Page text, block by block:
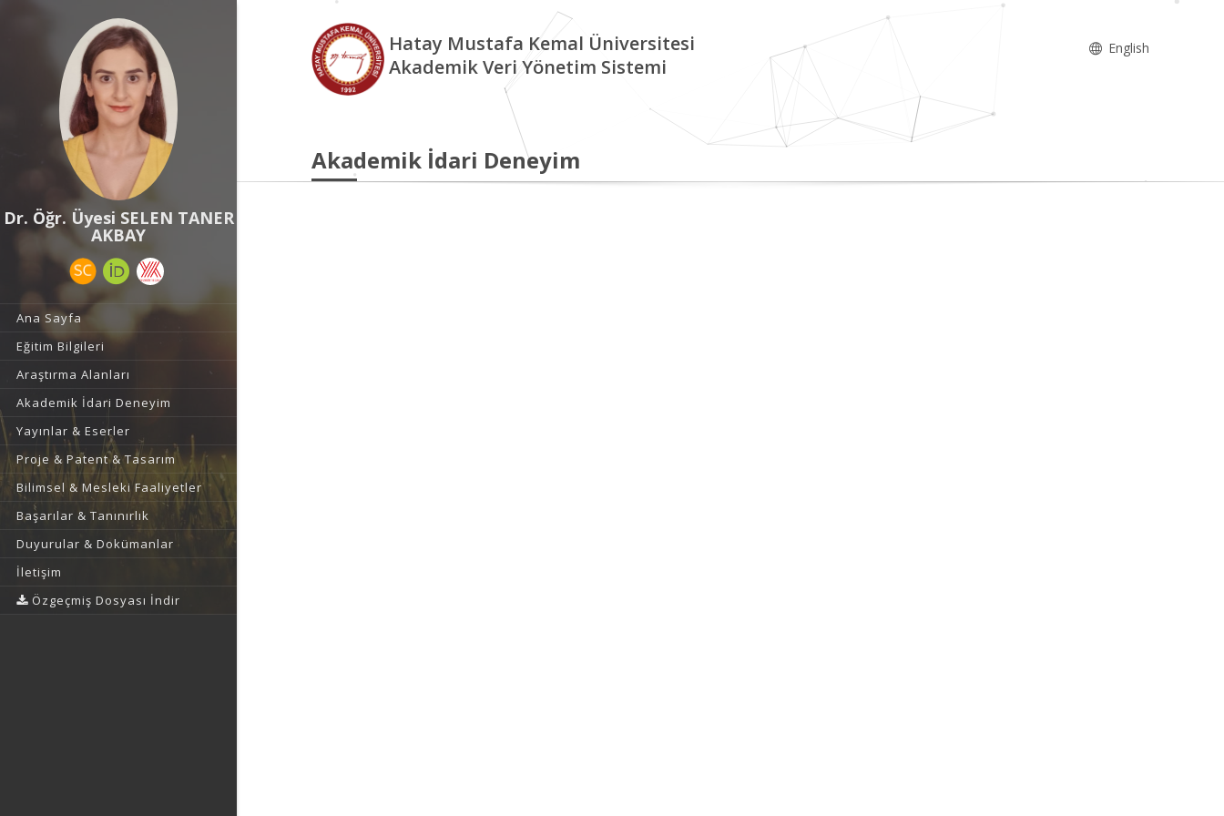
Dr. Öğr. Üyesi SELEN TANER
AKBAY
Ana Sayfa
Eğitim Bilgileri
Araştırma Alanları
Akademik İdari Deneyim
Yayınlar & Eserler
Proje & Patent & Tasarım
Bilimsel & Mesleki Faaliyetler
Başarılar & Tanınırlık
Duyurular & Dokümanlar
İletişim
Özgeçmiş Dosyası İndir
Hatay Mustafa Kemal Üniversitesi
Akademik Veri Yönetim Sistemi
English
Akademik İdari Deneyim